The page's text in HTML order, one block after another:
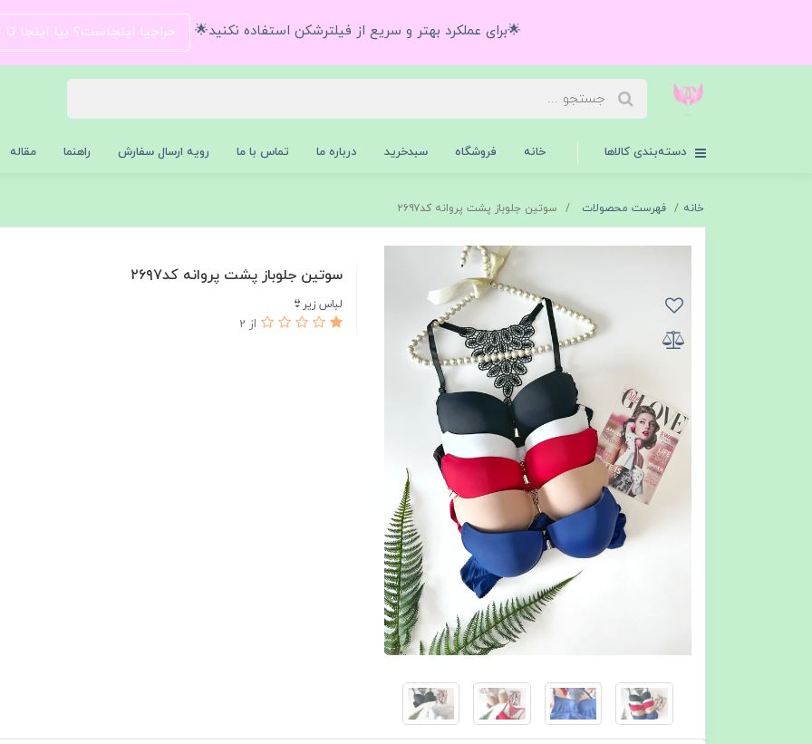
🌟برای عملکرد بهتر و سریع از فیلترشکن استفاده نکنید🌟 حراجیا اینجاست؟ بیا اینجا
دسته‌بندی کالاها خانه فروشگاه سبدخرید درباره ما تماس با ما رویه ارسال سفارش راهنما مقاله
خانه فهرست محصولات سوتین جلوباز پشت پروانه کد۲۶۹۷
سوتین جلوباز پشت پروانه کد۲۶۹۷
لباس زیر👙
از 2